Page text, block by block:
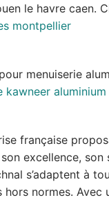
le havre caen.
menuiserie
française
excellence,
s’adaptent à
normes.